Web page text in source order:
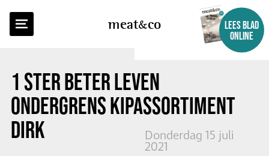
meatco
LEES BLAD
ONLINE
1 STER BETER LEVEN
ONDERGRENS KIPASSORTIMENT
DIRK
Donderdag 15 juli
2021
TERUG NAAR OVERZICHT